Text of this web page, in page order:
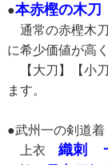
●本赤樫の木刀
通常の赤樫木
に希少価値が高
【大刀】【小
ます。
●武州一の剣道着
上衣 織刺